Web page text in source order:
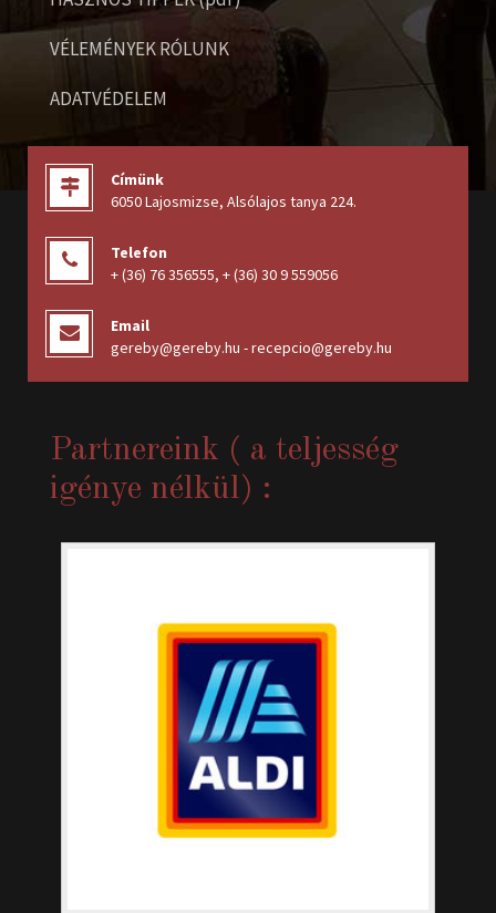
VÉLEMÉNYEK RÓLUNK
ADATVÉDELEM
Címünk
6050 Lajosmizse, Alsólajos tanya 224.
Telefon
+ (36) 76 356555, + (36) 30 9 559056
Email
gereby@gereby.hu - recepcio@gereby.hu
Partnereink ( a teljesség
igénye nélkül) :